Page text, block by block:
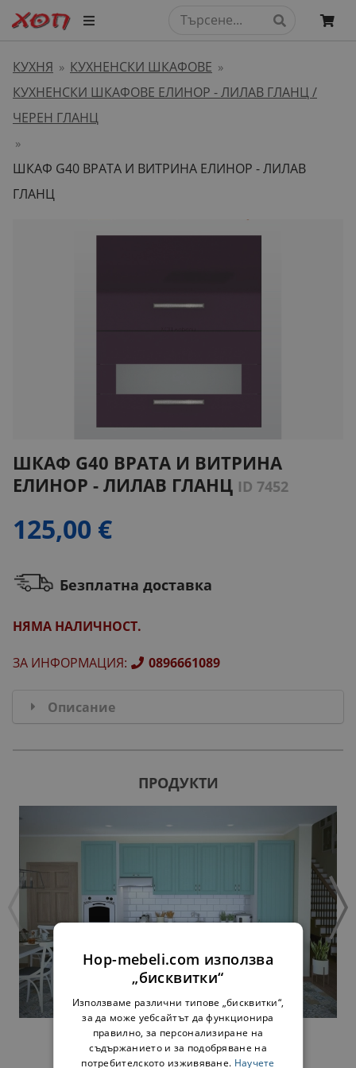
КУХНЯ » КУХНЕНСКИ ШКАФОВЕ »
КУХНЕНСКИ ШКАФОВЕ ЕЛИНОР - ЛИЛАВ ГЛАНЦ /
ЧЕРЕН ГЛАНЦ
»
ШКАФ G40 ВРАТА И ВИТРИНА ЕЛИНОР - ЛИЛАВ
ГЛАНЦ
ШКАФ G40 ВРАТА И ВИТРИНА
ЕЛИНОР - ЛИЛАВ ГЛАНЦ ID 7452
125,00 €
Безплатна доставка
НЯМА НАЛИЧНОСТ.
ЗА ИНФОРМАЦИЯ: 0896661089
Описание
ПРОДУКТИ
КУХНЯ
Hop-mebeli.com използва
„бисквитки“
Използваме различни типове „бисквитки“,
за да може уебсайтът да функционира
правилно, за персонализиране на
съдържанието и за подобряване на
потребителското изживяване. Научете